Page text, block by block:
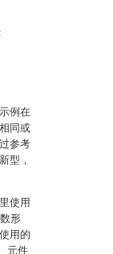
例在
同或
参考
型，
使用
形
用的
元件